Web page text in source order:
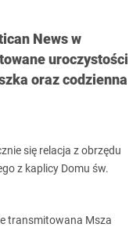
News w
uroczystości
oraz codzienna
się relacja z obrzędu
z kaplicy Domu św.
transmitowana Msza